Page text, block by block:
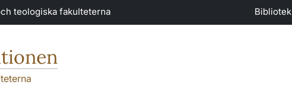
teologiska fakulteterna Bibliotek